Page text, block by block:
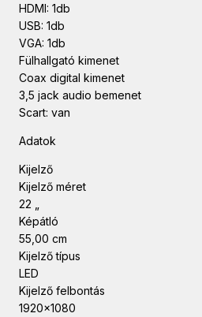
HDMI: 1db
USB: 1db
VGA: 1db
Fülhallgató kimenet
Coax digital kimenet
3,5 jack audio bemenet
Scart: van
Adatok
Kijelző
Kijelző méret
22 „
Képátló
55,00 cm
Kijelző típus
LED
Kijelző felbontás
1920×1080